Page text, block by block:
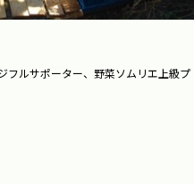
フルサポーター、野菜ソムリエ上級プ